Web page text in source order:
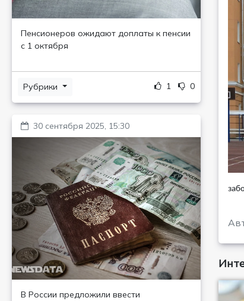
Пенсионеров ожидают доплаты к пенсии
с 1 октября
Рубрики 1 0
30 сентября 2025, 15:30
В России предложили ввести